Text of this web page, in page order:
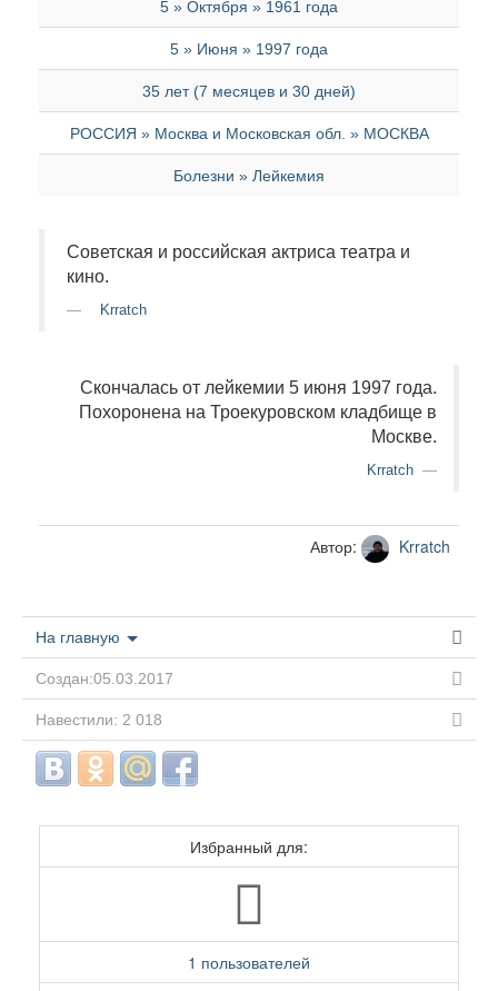
5 » Октября » 1961 года
5 » Июня » 1997 года
35 лет (7 месяцев и 30 дней)
РОССИЯ » Москва и Московская обл. » МОСКВА
Болезни » Лейкемия
Советская и российская актриса театра и
кино.
Krratch
Скончалась от лейкемии 5 июня 1997 года.
Похоронена на Троекуровском кладбище в
Москве.
Krratch
Автор: Krratch
На главную
Создан:05.03.2017
Навестили: 2 018
Избранный для:
1 пользователей